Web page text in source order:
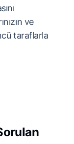
ve
taraflarla